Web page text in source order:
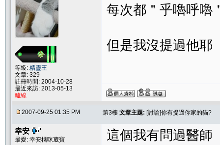
等級: 精靈王
文章: 329
註冊時間: 2004-10-28
最近來訪: 2013-05-13
離線
每次都＂乎嚕呼
但是我沒提過他
2007-09-25 01:35 PM 第3樓 文章主題: [討論]你有提過你家的貓?
幸安
最愛: 幸安橘咪葳寶
這個我有問過醫師